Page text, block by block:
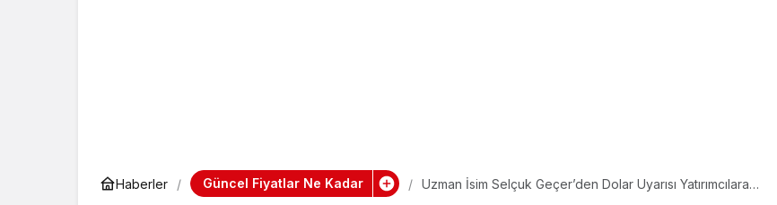
Haberler Güncel Fiyatlar Ne Kadar
Uzman İsim Selçuk Geçer’den Dolar Uyarısı Yatırımcılara